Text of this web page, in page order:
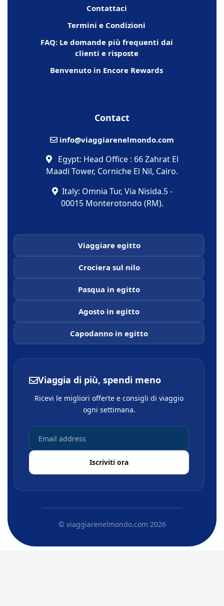
Contattaci
Termini e Condizioni
FAQ: Le domande più frequenti dai
clienti e risposte
Benvenuto in Encore Rewards
Contact
info@viaggiarenelmondo.com
Egypt: Head Office : 66 Zahrat El
Maadi Tower, Corniche El Nil, Cairo.
Italy: Omnia Tur, Via Nisida.5 -
00015 Monterotondo (RM).
Viaggiare egitto
Crociera sul nilo
Pasqua in egitto
Agosto in egitto
Capodanno in egitto
Viaggia di più, spendi meno
Ricevi le migliori offerte e consigli di viaggio
ogni settimana.
Iscriviti ora
© viaggiarenelmondo.com 2026